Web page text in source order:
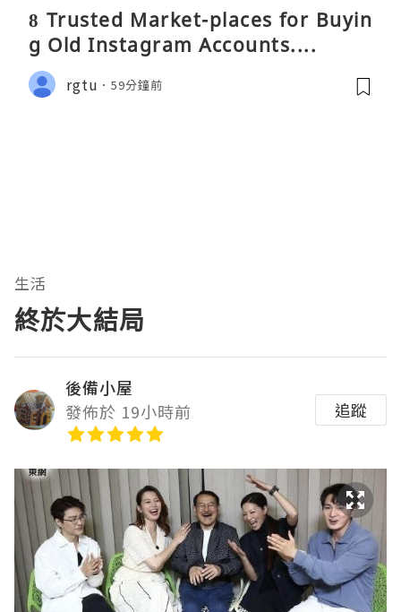
8 Trusted Market-places for Buyin
g Old Instagram Accounts....
rgtu 59分鐘前
生活
終於大結局
後備小屋
發佈於 19小時前
追蹤